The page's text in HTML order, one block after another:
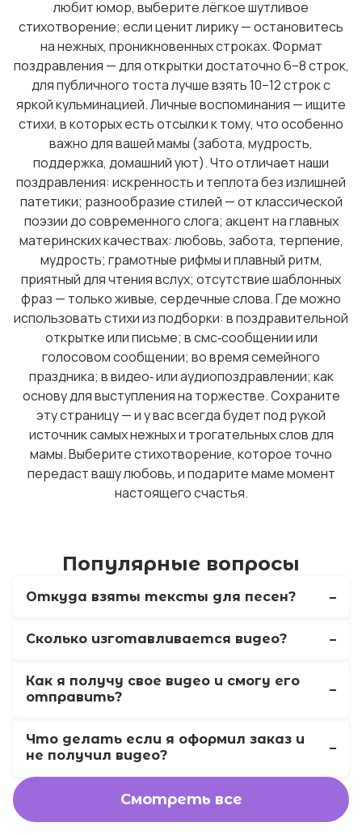
любит юмор, выберите лёгкое шутливое
стихотворение; если ценит лирику — остановитесь
на нежных, проникновенных строках. Формат
поздравления — для открытки достаточно 6–8 строк,
для публичного тоста лучше взять 10–12 строк с
яркой кульминацией. Личные воспоминания — ищите
стихи, в которых есть отсылки к тому, что особенно
важно для вашей мамы (забота, мудрость,
поддержка, домашний уют). Что отличает наши
поздравления: искренность и теплота без излишней
патетики; разнообразие стилей — от классической
поэзии до современного слога; акцент на главных
материнских качествах: любовь, забота, терпение,
мудрость; грамотные рифмы и плавный ритм,
приятный для чтения вслух; отсутствие шаблонных
фраз — только живые, сердечные слова. Где можно
использовать стихи из подборки: в поздравительной
открытке или письме; в смс‑сообщении или
голосовом сообщении; во время семейного
праздника; в видео‑ или аудиопоздравлении; как
основу для выступления на торжестве. Сохраните
эту страницу — и у вас всегда будет под рукой
источник самых нежных и трогательных слов для
мамы. Выберите стихотворение, которое точно
передаст вашу любовь, и подарите маме момент
настоящего счастья.
Популярные вопросы
Откуда взяты тексты для песен?
Сколько изготавливается видео?
Как я получу свое видео и смогу его
отправить?
Что делать если я оформил заказ и
не получил видео?
Смотреть все